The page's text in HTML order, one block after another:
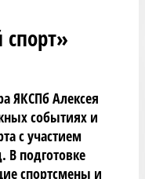
ЯКСПб Алексея
событиях и
с участием
В подготовке
спортсмены и